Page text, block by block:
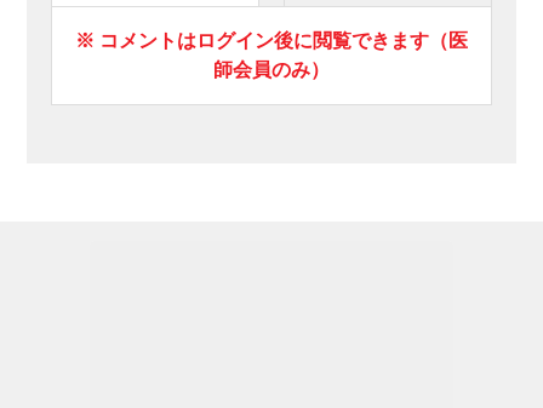
※ コメントはログイン後に閲覧できます（医
師会員のみ）